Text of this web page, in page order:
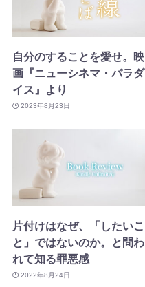
自分のすることを愛せ。映
画『ニューシネマ・パラダ
イス』より
2023年8月23日
片付けはなぜ、「したいこ
と」ではないのか。と問わ
れて知る罪悪感
2022年8月24日